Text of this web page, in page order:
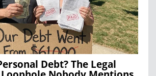
Debt? The Legal